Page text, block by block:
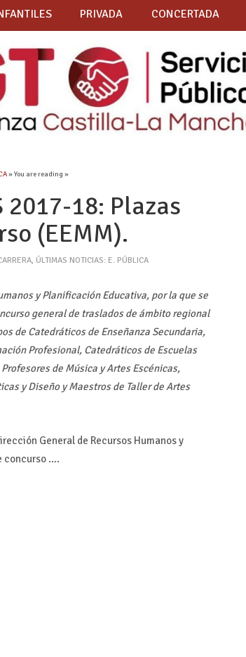
PRIVADA CONCERTADA
» You are reading »
2017-18: Plazas
(EEMM).
, ÚLTIMAS NOTICIAS: E. PÚBLICA
y Planificación Educativa, por la que se
general de traslados de ámbito regional
de Catedráticos de Enseñanza Secundaria,
Profesional, Catedráticos de Escuelas
de Música y Artes Escénicas,
y Diseño y Maestros de Taller de Artes
General de Recursos Humanos y
concurso ….